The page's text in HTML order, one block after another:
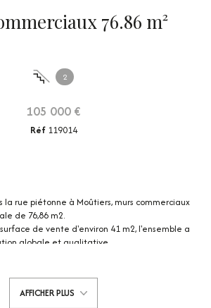
Murs commerciaux 76.86 m²
2
105 000 €
Réf 119014
rue piétonne à Moûtiers, murs commerciaux
de 76,86 m2.
de vente d'environ 41 m2, l'ensemble a
globale et qualitative.
et à faibles charges.
AFFICHER PLUS